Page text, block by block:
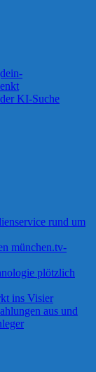
KI-Suche
rund um
münchen.tv-
plötzlich
ins Visier
aus und